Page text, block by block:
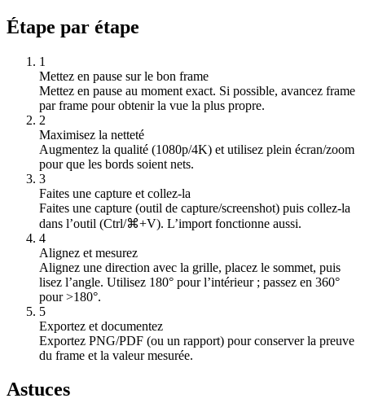
Étape par étape
1
Mettez en pause sur le bon frame
Mettez en pause au moment exact. Si possible, avancez frame
par frame pour obtenir la vue la plus propre.
2
Maximisez la netteté
Augmentez la qualité (1080p/4K) et utilisez plein écran/zoom
pour que les bords soient nets.
3
Faites une capture et collez-la
Faites une capture (outil de capture/screenshot) puis collez-la
dans l’outil (Ctrl/⌘+V). L’import fonctionne aussi.
4
Alignez et mesurez
Alignez une direction avec la grille, placez le sommet, puis
lisez l’angle. Utilisez 180° pour l’intérieur ; passez en 360°
pour >180°.
5
Exportez et documentez
Exportez PNG/PDF (ou un rapport) pour conserver la preuve
du frame et la valeur mesurée.
Astuces